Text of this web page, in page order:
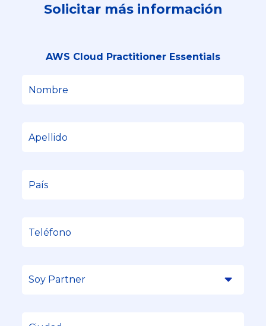
Solicitar más información
AWS Cloud Practitioner Essentials